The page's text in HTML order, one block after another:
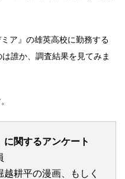
ア』の雄英高校に勤務する
誰か、調査結果を見てみま
に関するアンケート
耕平の漫画、もしく